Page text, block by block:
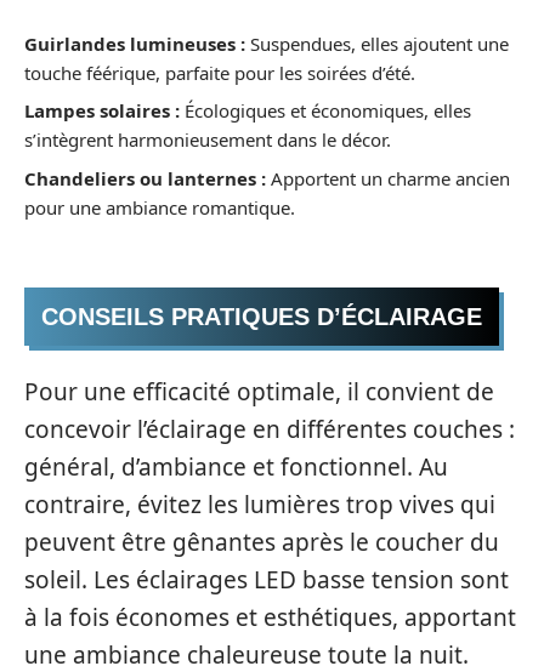
Guirlandes lumineuses : Suspendues, elles ajoutent une
touche féérique, parfaite pour les soirées d’été.
Lampes solaires : Écologiques et économiques, elles
s’intègrent harmonieusement dans le décor.
Chandeliers ou lanternes : Apportent un charme ancien
pour une ambiance romantique.
CONSEILS PRATIQUES D’ÉCLAIRAGE
Pour une efficacité optimale, il convient de
concevoir l’éclairage en différentes couches :
général, d’ambiance et fonctionnel. Au
contraire, évitez les lumières trop vives qui
peuvent être gênantes après le coucher du
soleil. Les éclairages LED basse tension sont
à la fois économes et esthétiques, apportant
une ambiance chaleureuse toute la nuit.